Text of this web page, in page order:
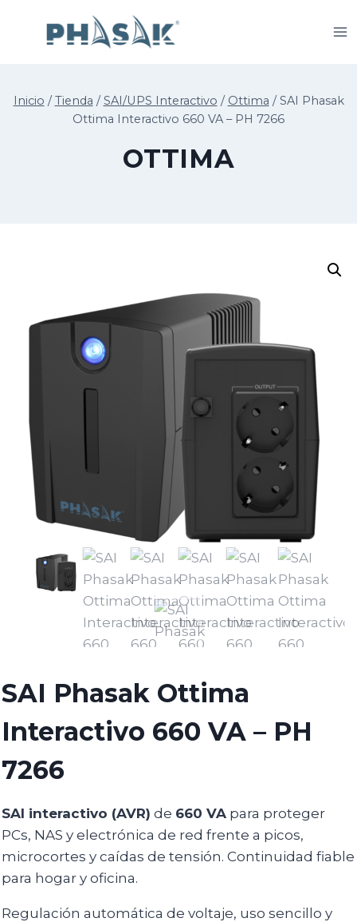
Inicio / Tienda / SAI/UPS Interactivo / Ottima / SAI Phasak
Ottima Interactivo 660 VA – PH 7266
OTTIMA
SAI Phasak Ottima
Interactivo 660 VA – PH
7266
SAI interactivo (AVR) de 660 VA para proteger
PCs, NAS y electrónica de red frente a picos,
microcortes y caídas de tensión. Continuidad fiable
para hogar y oficina.
Regulación automática de voltaje, uso sencillo y